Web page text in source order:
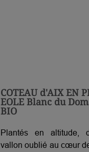
COTEAU d'AIX EN
EOLE Blanc du
BIO
Plantés en altitude,
vallon oublié au cœur